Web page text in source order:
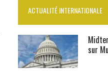
ACTUALITÉ INTERNATIONALE
sur